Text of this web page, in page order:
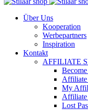
Über Uns
Kooperation
Werbepartners
Inspiration
Kontakt
AFFILIATE
My
Affiliate
Lost